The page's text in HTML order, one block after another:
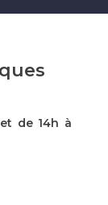
de 14h à